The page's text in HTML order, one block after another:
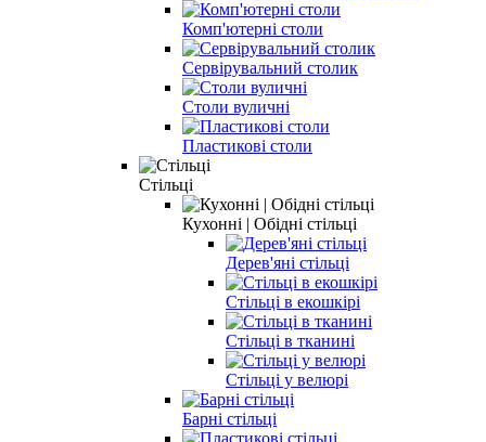
Комп'ютерні столи
Сервірувальний столик
Столи вуличні
Пластикові столи
Стільці
Кухонні | Обідні стільці
Дерев'яні стільці
Стільці в екошкірі
Стільці в тканині
Стільці у велюрі
Барні стільці